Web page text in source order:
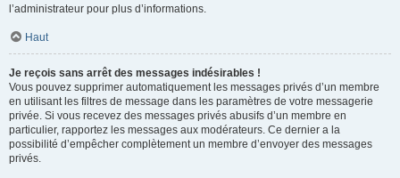
l’administrateur pour plus d’informations.
Haut
Je reçois sans arrêt des messages indésirables !
Vous pouvez supprimer automatiquement les messages privés d’un membre
en utilisant les filtres de message dans les paramètres de votre messagerie
privée. Si vous recevez des messages privés abusifs d’un membre en
particulier, rapportez les messages aux modérateurs. Ce dernier a la
possibilité d’empêcher complètement un membre d’envoyer des messages
privés.